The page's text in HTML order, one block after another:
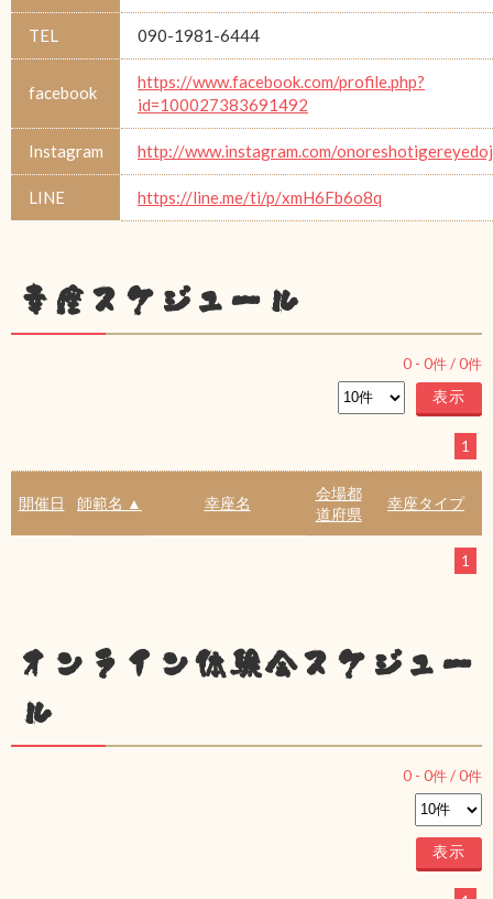
TEL 090-1981-6444
facebook
https://www.facebook.com/profile.php?
id=100027383691492
Instagram http://www.instagram.com/
LINE https://line.me/ti/p/xmH6Fb6o8q
幸座スケジュール
0 - 0件 /0件
1
開催日 師範名 ▲ 幸座名
会場都
道府県
幸座タイプ
1
オンライン体験会スケジュー
ル
0 - 0件 /0件